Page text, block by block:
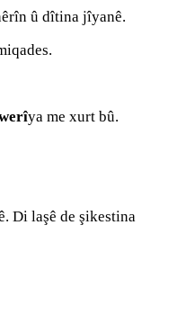
û dîtina jîyanê.
ya me xurt bû.
Di laşê de şikestina